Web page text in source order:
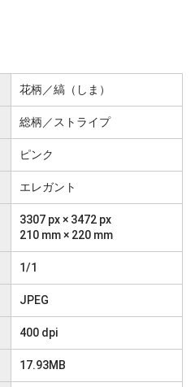
花柄／縞（しま）
総柄／ストライプ
ピンク
エレガント
3307 px × 3472 px
210 mm × 220 mm
1/1
JPEG
400 dpi
17.93MB